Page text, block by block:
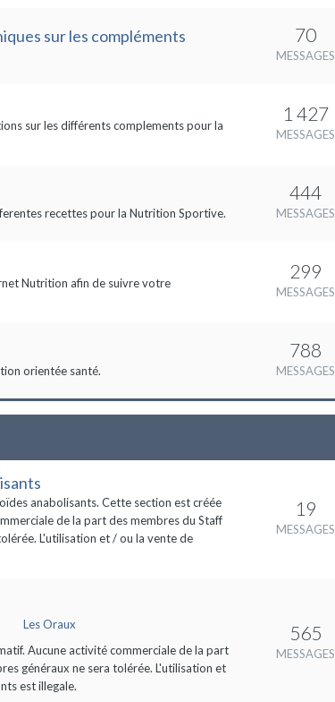
sur les compléments
70
MESSAGES
sur les différents complements pour la
1 427
MESSAGES
recettes pour la Nutrition Sportive.
444
MESSAGES
Nutrition afin de suivre votre
299
MESSAGES
orientée santé.
788
MESSAGES
anabolisants. Cette section est créée
de la part des membres du Staff
L'utilisation et / ou la vente de
19
MESSAGES
Les Oraux
Aucune activité commerciale de la part
généraux ne sera tolérée. L'utilisation et
est illegale.
565
MESSAGES